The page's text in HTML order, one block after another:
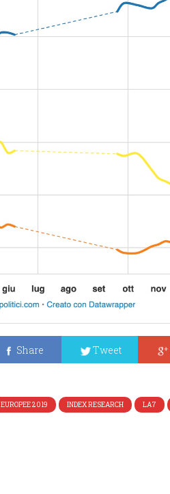
Share Tweet
EUROPEE 2019 INDEX RESEARCH LA7